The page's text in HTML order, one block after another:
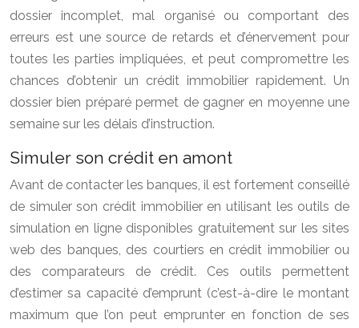
dossier incomplet, mal organisé ou comportant des
erreurs est une source de retards et d’énervement pour
toutes les parties impliquées, et peut compromettre les
chances d’obtenir un crédit immobilier rapidement. Un
dossier bien préparé permet de gagner en moyenne une
semaine sur les délais d’instruction.
Simuler son crédit en amont
Avant de contacter les banques, il est fortement conseillé
de simuler son crédit immobilier en utilisant les outils de
simulation en ligne disponibles gratuitement sur les sites
web des banques, des courtiers en crédit immobilier ou
des comparateurs de crédit. Ces outils permettent
d’estimer sa capacité d’emprunt (c’est-à-dire le montant
maximum que l’on peut emprunter en fonction de ses